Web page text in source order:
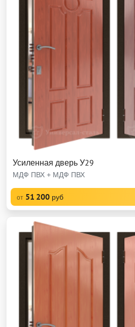
Усиленная дверь У29
МДФ ПВХ + МДФ ПВХ
от 51 200 руб